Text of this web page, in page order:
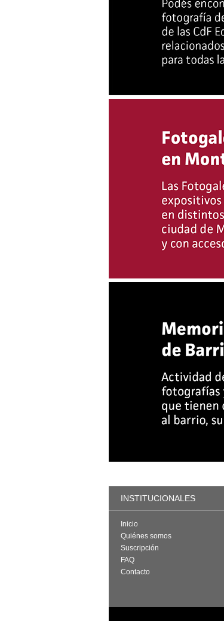
INSTITUCIONALES
Inicio
Quiénes somos
Suscripción
FAQ
Contacto